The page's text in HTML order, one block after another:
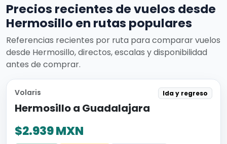
Precios recientes de vuelos desde
Hermosillo en rutas populares
Referencias recientes por ruta para comparar vuelos
desde Hermosillo, directos, escalas y disponibilidad
antes de comprar.
Volaris
Hermosillo a Guadalajara
Ida y regreso
$2.939 MXN